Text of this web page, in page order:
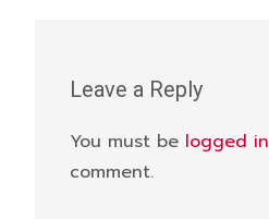
Leave a Reply
You must be logged in
comment.